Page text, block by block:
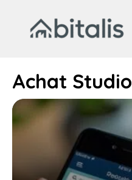
contenu
Achat Studio